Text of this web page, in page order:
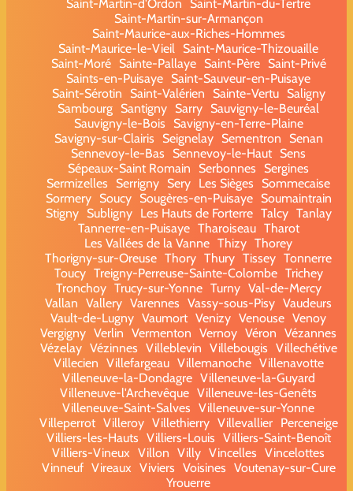
Saint-Martin-d'Ordon
Saint-Martin-du-Tertre
Saint-Martin-sur-Armançon
Saint-Maurice-aux-Riches-Hommes
Saint-Maurice-le-Vieil
Saint-Maurice-Thizouaille
Saint-Moré
Sainte-Pallaye Saint-Père
Saint-Privé
Saints-en-Puisaye Saint-Sauveur-en-Puisaye
Saint-Sérotin
Saint-Valérien Sainte-Vertu
Saligny
Sambourg Santigny Sarry Sauvigny-le-Beuréal
Sauvigny-le-Bois
Savigny-en-Terre-Plaine
Savigny-sur-Clairis
Seignelay Sementron
Senan
Sennevoy-le-Bas
Sennevoy-le-Haut Sens
Sépeaux-Saint Romain
Serbonnes
Sergines
Sermizelles
Serrigny Sery Les Sièges
Sommecaise
Sormery
Soucy Sougères-en-Puisaye
Soumaintrain
Stigny
Subligny Les Hauts de Forterre Talcy Tanlay
Tannerre-en-Puisaye Tharoiseau Tharot
Les Vallées de la Vanne Thizy Thorey
Thorigny-sur-Oreuse Thory Thury Tissey Tonnerre
Toucy Treigny-Perreuse-Sainte-Colombe Trichey
Tronchoy Trucy-sur-Yonne Turny Val-de-Mercy
Vallan Vallery Varennes Vassy-sous-Pisy Vaudeurs
Vault-de-Lugny Vaumort Venizy Venouse Venoy
Vergigny Verlin Vermenton Vernoy Véron Vézannes
Vézelay Vézinnes Villeblevin Villebougis Villechétive
Villecien Villefargeau Villemanoche Villenavotte
Villeneuve-la-Dondagre Villeneuve-la-Guyard
Villeneuve-l'Archevêque Villeneuve-les-Genêts
Villeneuve-Saint-Salves Villeneuve-sur-Yonne
Villeperrot Villeroy Villethierry Villevallier
Perceneige
Villiers-les-Hauts Villiers-Louis Villiers-Saint-Benoît
Villiers-Vineux Villon Villy Vincelles Vincelottes
Vinneuf Vireaux Viviers Voisines Voutenay-sur-Cure
Yrouerre